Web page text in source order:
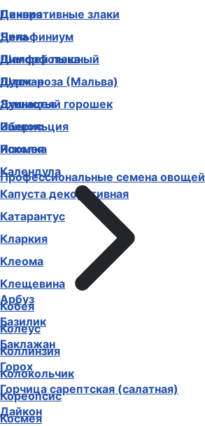
Декоративные злаки
Дельфиниум
Диморфотека
Дурман
Душистый горошек
Иберис
Ипомея
Календула
Капуста декоративная
Катарантус
Кларкия
Клеома
Клещевина
Кобея
Колеус
Коллинзия
Колокольчик
Кореопсис
Космея
Цинния
Чина
Шалфей пышный
Шток-роза (Мальва)
Эхинацея
Эшшольция
Ясколка
Профессиональные семена овощей
Арбуз
Базилик
Баклажан
Горох
Горчица сарептская (салатная)
Дайкон